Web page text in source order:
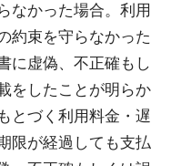
なかった場合。利用
約束を守らなかった
に虚偽、不正確もし
をしたことが明らか
とづく利用料金・遅
限が経過しても支払